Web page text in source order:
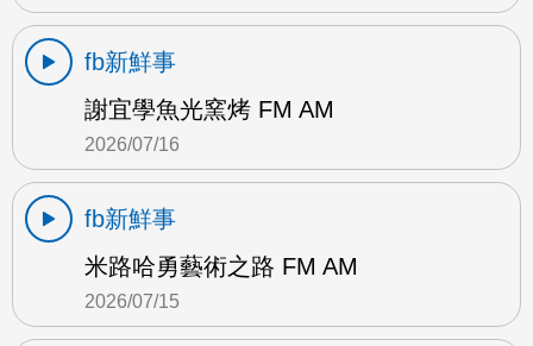
fb新鮮事
謝宜學魚光窯烤 FM AM
2026/07/16
fb新鮮事
米路哈勇藝術之路 FM AM
2026/07/15